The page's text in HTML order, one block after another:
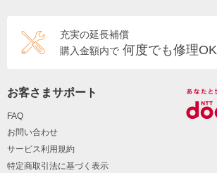
充実の延長補償
購入金額内で 何度でも修理OK
お客さまサポート
FAQ
お問い合わせ
サービス利用規約
特定商取引法に基づく表示